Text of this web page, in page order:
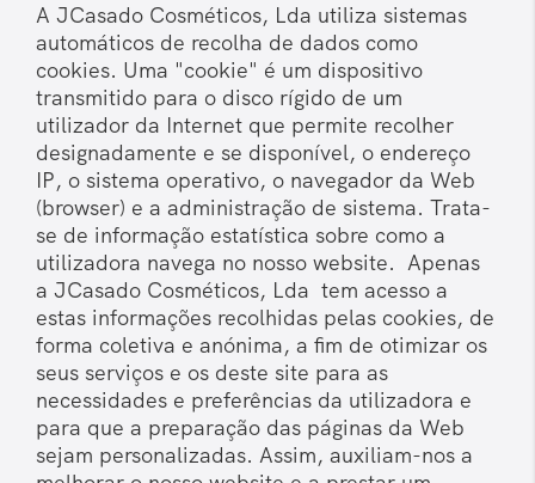
A JCasado Cosméticos, Lda utiliza sistemas
automáticos de recolha de dados como
cookies. Uma "cookie" é um dispositivo
transmitido para o disco rígido de um
utilizador da Internet que permite recolher
designadamente e se disponível, o endereço
IP, o sistema operativo, o navegador da Web
(browser) e a administração de sistema. Trata-
se de informação estatística sobre como a
utilizadora navega no nosso website. Apenas
a JCasado Cosméticos, Lda tem acesso a
estas informações recolhidas pelas cookies, de
forma coletiva e anónima, a fim de otimizar os
seus serviços e os deste site para as
necessidades e preferências da utilizadora e
para que a preparação das páginas da Web
sejam personalizadas. Assim, auxiliam-nos a